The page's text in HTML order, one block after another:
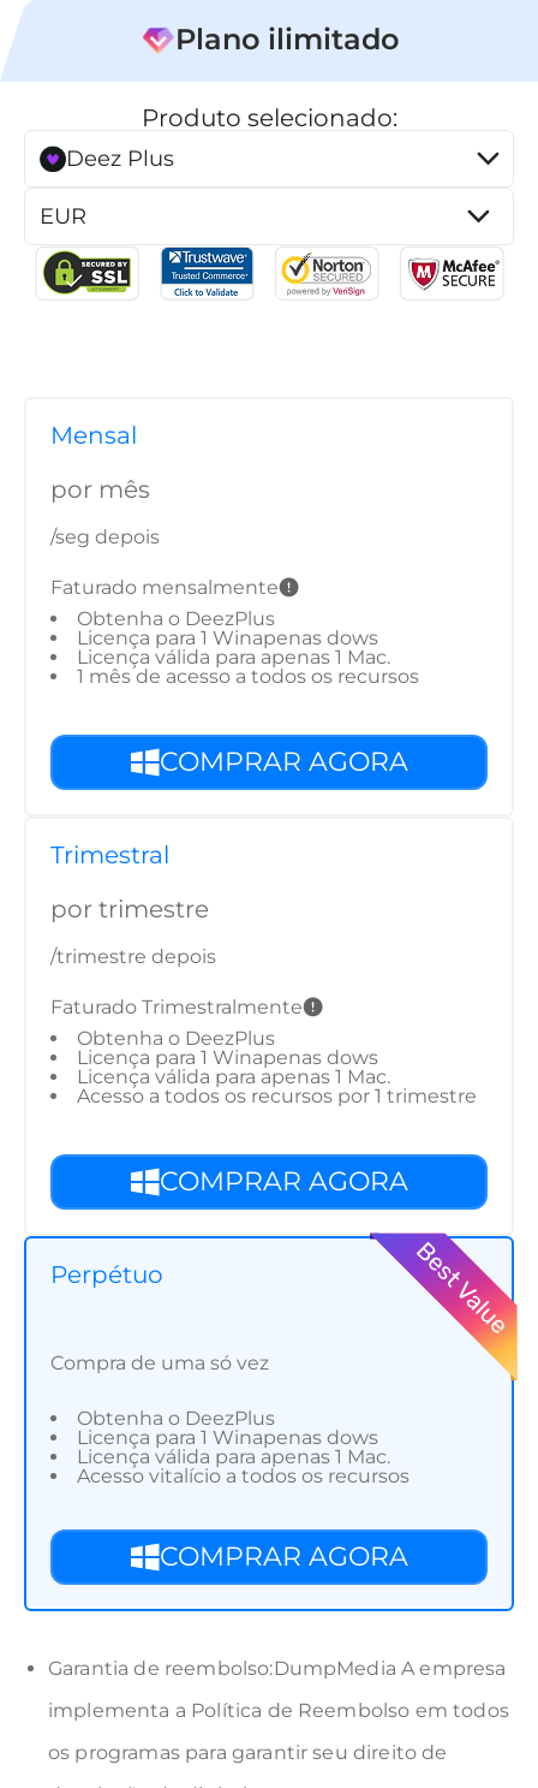
reprodução
Plano ilimitado
Produto selecionado:
Deez Plus
Mensal
por mês
/seg depois
Faturado mensalmente
Obtenha o DeezPlus
Licença para 1 Winapenas dows
Licença válida para apenas 1 Mac.
1 mês de acesso a todos os recursos
COMPRAR AGORA
Trimestral
por trimestre
/trimestre depois
Faturado Trimestralmente
Obtenha o DeezPlus
Licença para 1 Winapenas dows
Licença válida para apenas 1 Mac.
Acesso a todos os recursos por 1 trimestre
COMPRAR AGORA
Perpétuo
Compra de uma só vez
Obtenha o DeezPlus
Licença para 1 Winapenas dows
Licença válida para apenas 1 Mac.
Acesso vitalício a todos os recursos
COMPRAR AGORA
Garantia de reembolso:DumpMedia A empresa
implementa a Política de Reembolso em todos
os programas para garantir seu direito de